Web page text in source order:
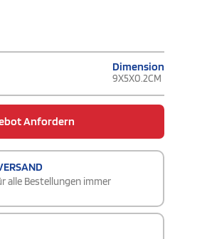
Dimension
9X5X0.2CM
Anfordern
alle Bestellungen immer